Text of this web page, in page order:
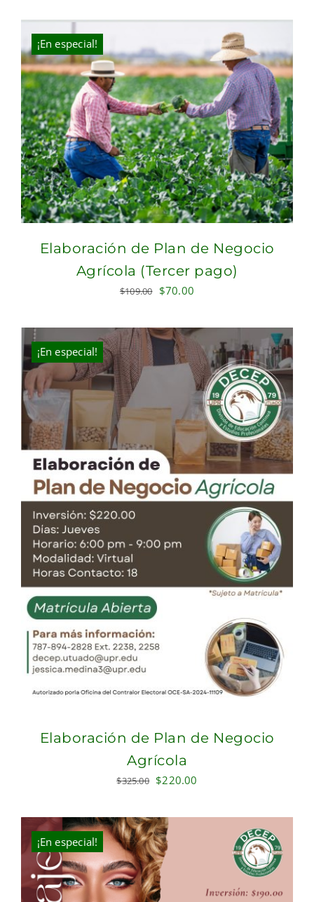
was:
is:
$109.00.
¡En especial!
Elaboración de Plan de Negocio
Agrícola (Tercer pago)
$109.00 Original
was:
$109.00.
$70.00
is:
$70.00.
¡En especial!
Elaboración de Plan de Negocio
Agrícola
$325.00 Original
was:
$325.00.
$220.00
is:
$220.00.
¡En especial!